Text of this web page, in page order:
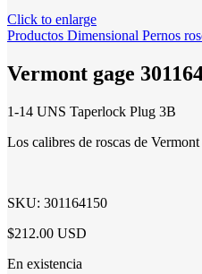
Click to enlarge
Productos Dimensional Pernos
Vermont gage
1-14 UNS Taperlock Plug 3B
Los calibres de roscas de
SKU: 301164150
$212.00 USD
En existencia